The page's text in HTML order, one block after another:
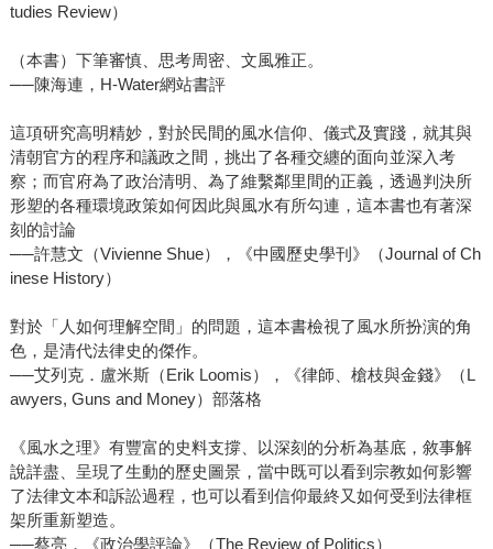
tudies Review）
（本書）下筆審慎、思考周密、文風雅正。
──陳海連，H-Water網站書評
這項研究高明精妙，對於民間的風水信仰、儀式及實踐，就其與
清朝官方的程序和議政之間，挑出了各種交纏的面向並深入考
察；而官府為了政治清明、為了維繫鄰里間的正義，透過判決所
形塑的各種環境政策如何因此與風水有所勾連，這本書也有著深
刻的討論
──許慧文（Vivienne Shue），《中國歷史學刊》（Journal of Ch
inese History）
對於「人如何理解空間」的問題，這本書檢視了風水所扮演的角
色，是清代法律史的傑作。
──艾列克．盧米斯（Erik Loomis），《律師、槍枝與金錢》（L
awyers, Guns and Money）部落格
《風水之理》有豐富的史料支撐、以深刻的分析為基底，敘事解
說詳盡、呈現了生動的歷史圖景，當中既可以看到宗教如何影響
了法律文本和訴訟過程，也可以看到信仰最終又如何受到法律框
架所重新塑造。
──蔡亮，《政治學評論》（The Review of Politics）